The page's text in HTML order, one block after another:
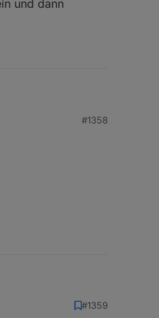
und dann
#1358
#1359